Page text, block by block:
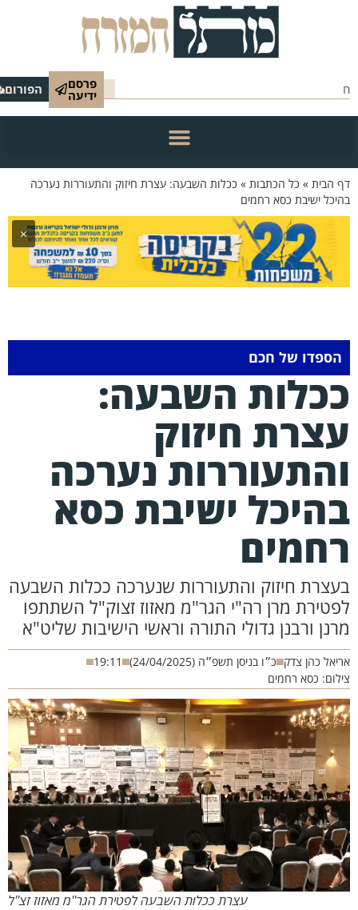
פרסם
ידיעה הפורום
»כל הכתבות»ככלות השבעה: עצרת חיזוק והתעוררות נערכה
ישיבת כסא רחמים
×
של חכם
השבעה:
חיזוק
נערכה
ישיבת כסא
חיזוק והתעוררות שנערכה ככלות השבעה
מרן רה"י הגר"מ מאזוז זצוק"ל השתתפו
ורבנן גדולי התורה וראשי הישיבות שליט"א
כהן צדק כ״ו בניסן תשפ״ה (24/04/2025)
19:11
כסא רחמים
עצרת ככלות השבעה לפטירת הגר''מ מאזוז זצ''ל